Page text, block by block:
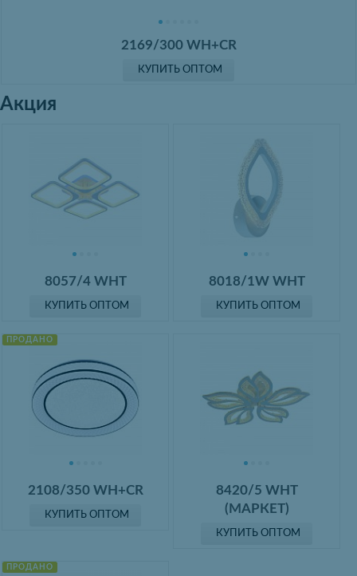
2169/300 WH+CR
КУПИТЬ ОПТОМ
Акция
8057/4 WHT
КУПИТЬ ОПТОМ
8018/1W WHT
КУПИТЬ ОПТОМ
ПРОДАНО
2108/350 WH+CR
КУПИТЬ ОПТОМ
8420/5 WHT
(МАРКЕТ)
КУПИТЬ ОПТОМ
ПРОДАНО